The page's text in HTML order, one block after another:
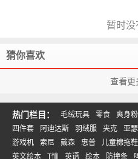
暂时
猜你喜欢
查看更
热门栏目： 毛绒玩具 零食 爽身粉
四件套
阿迪达斯 羽绒服 夹克 亚
游戏机
索尼 戴森 惠普 儿童棉拖鞋
英文绘本
T恤 英语 绘本 防撞条